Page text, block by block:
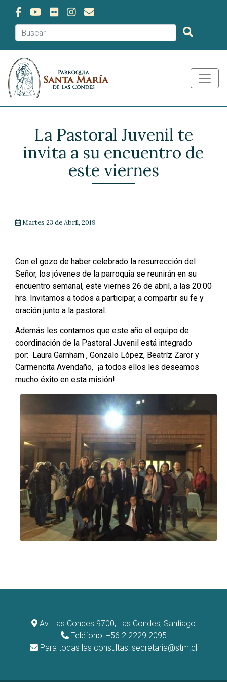
La Pastoral Juvenil te
invita a su encuentro de
este viernes
Martes 23 de Abril, 2019
Con el gozo de haber celebrado la resurrección del
Señor, los jóvenes de la parroquia se reunirán en su
encuentro semanal, este viernes 26 de abril, a las 20:00
hrs. Invitamos a todos a participar, a compartir su fe y
oración junto a la pastoral.
Además les contamos que este año el equipo de
coordinación de la Pastoral Juvenil está integrado
por: Laura Garnham , Gonzalo López, Beatríz Zaror y
Carmencita Avendaño, ¡a todos ellos les deseamos
mucho éxito en esta misión!
Av. Las Condes 9700, Las Condes, Santiago
Teléfono: +56 2 2229 2095
Para todas las consultas: secretaria@stm.cl